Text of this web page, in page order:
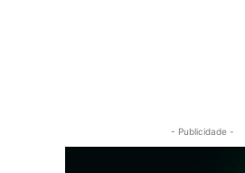
- Publicidade -